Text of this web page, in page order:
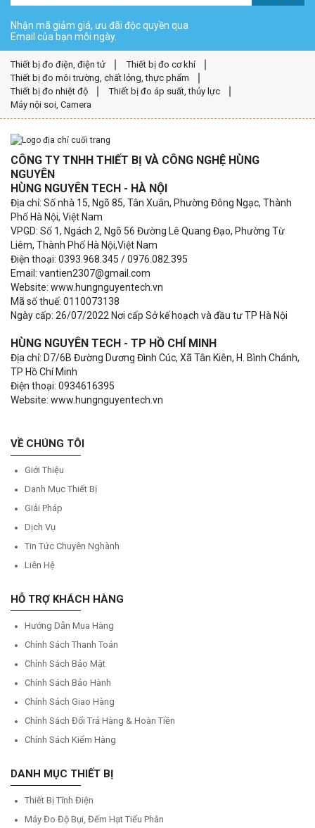
Nhận mã giảm giá, ưu đãi độc quyền qua
Email của bạn mỗi ngày.
Thiết bị đo điện, điện tử
Thiết bị đo cơ khí
Thiết bị đo môi trường, chất lỏng, thực phẩm
Thiết bị đo nhiệt độ
Thiết bị đo áp suất, thủy lực
Máy nội soi, Camera
CÔNG TY TNHH THIẾT BỊ VÀ CÔNG NGHỆ HÙNG
NGUYÊN
HÙNG NGUYÊN TECH - HÀ NỘI
Địa chỉ: Số nhà 15, Ngõ 85, Tân Xuân, Phường Đông Ngạc, Thành
Phố Hà Nội, Việt Nam
VPGD: Số 1, Ngách 2, Ngõ 56 Đường Lê Quang Đạo, Phường Từ
Liêm, Thành Phố Hà Nội,Việt Nam
Điện thoại: 0393.968.345 / 0976.082.395
Email: vantien2307@gmail.com
Website: www.hungnguyentech.vn
Mã số thuế: 0110073138
Ngày cấp: 26/07/2022 Nơi cấp Sở kế hoạch và đầu tư TP Hà Nội
HÙNG NGUYÊN TECH - TP HỒ CHÍ MINH
Địa chỉ: D7/6B Đường Dương Đình Cúc, Xã Tân Kiên, H. Bình Chánh,
TP Hồ Chí Minh
Điện thoại: 0934616395
Website: www.hungnguyentech.vn
VỀ CHÚNG TÔI
Giới Thiệu
Danh Mục Thiết Bị
Giải Pháp
Dịch Vụ
Tin Tức Chuyên Nghành
Liên Hệ
HỖ TRỢ KHÁCH HÀNG
Hướng Dẫn Mua Hàng
Chính Sách Thanh Toán
Chính Sách Bảo Mật
Chính Sách Bảo Hành
Chính Sách Giao Hàng
Chính Sách Đổi Trả Hàng & Hoàn Tiền
Chính Sách Kiểm Hàng
DANH MỤC THIẾT BỊ
Thiết Bị Tĩnh Điện
Máy Đo Độ Bụi, Đếm Hạt Tiểu Phân